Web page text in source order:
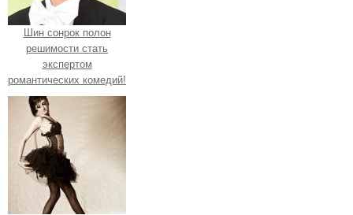
Шин сонрок полон
решимости стать
экспертом
романтических комедий!